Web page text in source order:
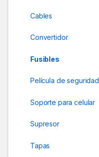
Cables
Convertidor
Fusibles
Película de seguridad
Soporte para celular
Supresor
Tapas